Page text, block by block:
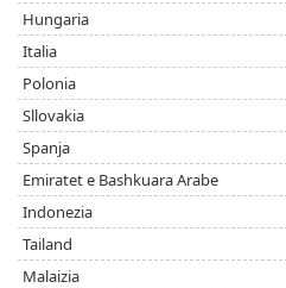
Hungaria
Italia
Polonia
Sllovakia
Spanja
Emiratet e Bashkuara Arabe
Indonezia
Tailand
Malaizia